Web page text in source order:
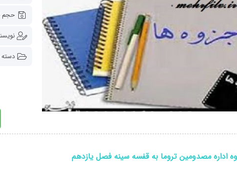
حجم
اداره مصدومین تروما به قفسه سینه فصل یازدهم